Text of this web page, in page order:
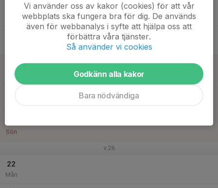
Fre
Sön
v.26
22
Mån
Vi använder oss av kakor (cookies) för att vår
webbplats ska fungera bra för dig. De används
även för webbanalys i syfte att hjälpa oss att
förbättra våra tjänster.
Så använder vi cookies
Godkänn alla kakor
Bara nödvändiga